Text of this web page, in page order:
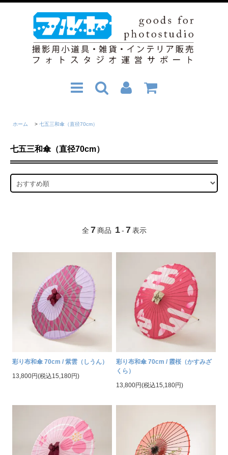
ホーム > 七五三和傘（直径70cm）
七五三和傘（直径70cm）
全 7 商品 1 - 7 表示
彩り布和傘 70cm / 紫雲（しうん）
13,800円(税込15,180円)
彩り布和傘 70cm / 霞桜（かすみざ
くら）
13,800円(税込15,180円)